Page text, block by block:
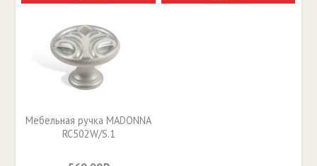
Мебельная ручка MADONNA
RC502W/S.1